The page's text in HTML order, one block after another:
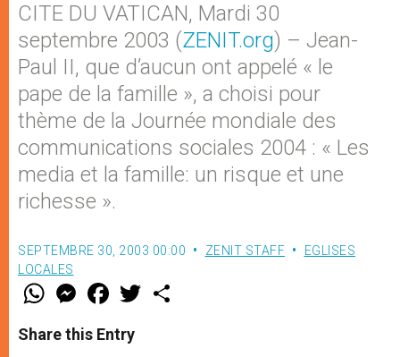
CITE DU VATICAN, Mardi 30
septembre 2003 (ZENIT.org) – Jean-
Paul II, que d’aucun ont appelé « le
pape de la famille », a choisi pour
thème de la Journée mondiale des
communications sociales 2004 : « Les
media et la famille: un risque et une
richesse ».
SEPTEMBRE 30, 2003 00:00 ZENIT STAFF
EGLISES
LOCALES
W
t
s
M
e
s
e
F
a
e
b
w
Share this Entry